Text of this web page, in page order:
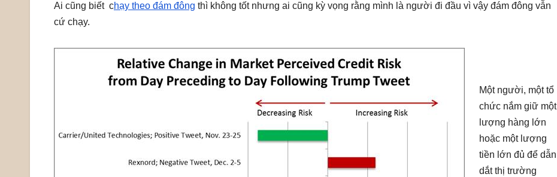
Ai cũng biết chạy theo đám đông thì không tốt nhưng ai cũng kỳ vọng rằng mình là người đi đầu vì vậy đám đông vẫn
cứ chạy.
Một người, một tổ
chức nắm giữ một
lượng hàng lớn
hoặc một lượng
tiền lớn đủ để dẫn
dắt thị trường